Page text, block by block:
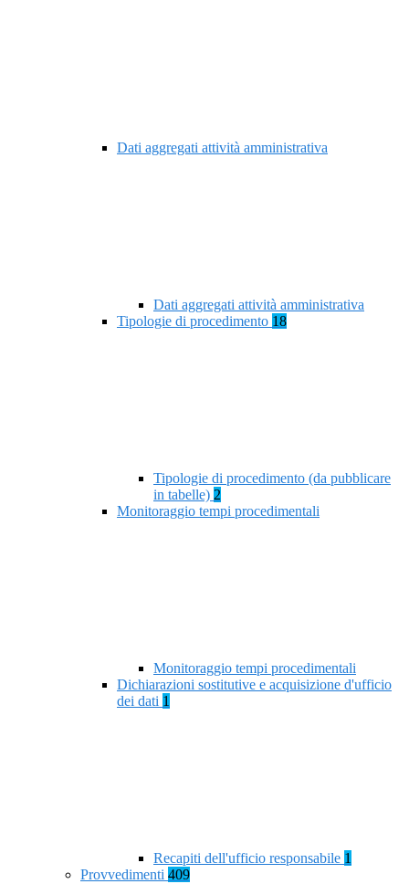
Dati aggregati attività amministrativa
Dati aggregati attività amministrativa
Tipologie di procedimento 18
Tipologie di procedimento (da pubblicare
in tabelle) 2
Monitoraggio tempi procedimentali
Monitoraggio tempi procedimentali
Dichiarazioni sostitutive e acquisizione d'ufficio
dei dati 1
Recapiti dell'ufficio responsabile 1
Provvedimenti 409